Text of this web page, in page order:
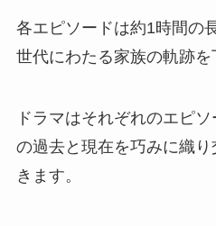
各エピソードは約1時間の
世代にわたる家族の軌跡を
ドラマはそれぞれのエピ
の過去と現在を巧みに織
きます。